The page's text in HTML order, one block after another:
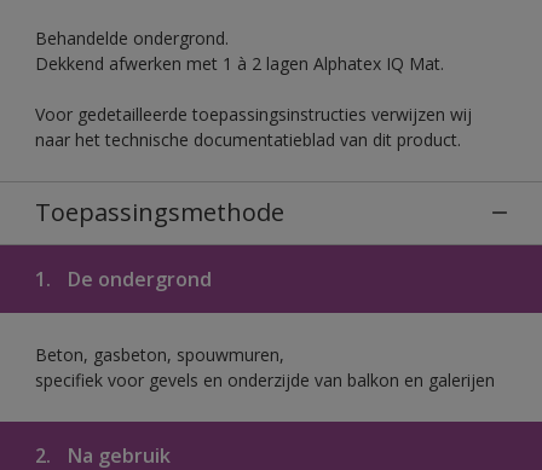
Behandelde ondergrond.
Dekkend afwerken met 1 à 2 lagen Alphatex IQ Mat.
Voor gedetailleerde toepassingsinstructies verwijzen wij
naar het technische documentatieblad van dit product.
Toepassingsmethode
1. De ondergrond
Beton, gasbeton, spouwmuren,
specifiek voor gevels en onderzijde van balkon en galerijen
2. Na gebruik